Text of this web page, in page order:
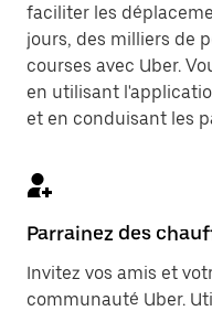
faciliter les
jours, des milliers de
courses avec Uber.
en utilisant
et en conduisant les
Parrainez des
Invitez vos amis et
communauté Uber.